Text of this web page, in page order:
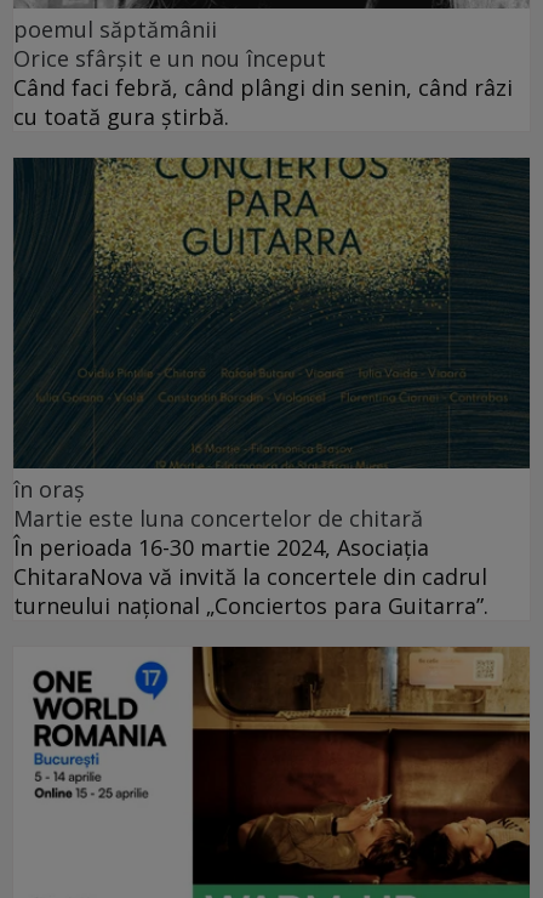
poemul săptămânii
Orice sfârșit e un nou început
Când faci febră, când plângi din senin, când râzi
cu toată gura știrbă.
în oraș
Martie este luna concertelor de chitară
În perioada 16-30 martie 2024, Asociația
ChitaraNova vă invită la concertele din cadrul
turneului național „Conciertos para Guitarra”.